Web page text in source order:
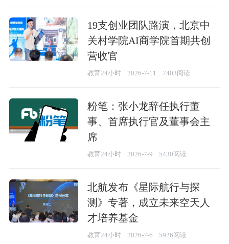
19支创业团队路演，北京中
关村学院AI商学院首期共创
营收官
教育24小时 2026-7-11 7403阅读
粉笔：张小龙辞任执行董
事、首席执行官及董事会主
席
教育24小时 2026-7-9 5430阅读
北航发布《星际航行与探
测》专著，成立未来空天人
才培养基金
教育24小时 2026-7-6 5926阅读